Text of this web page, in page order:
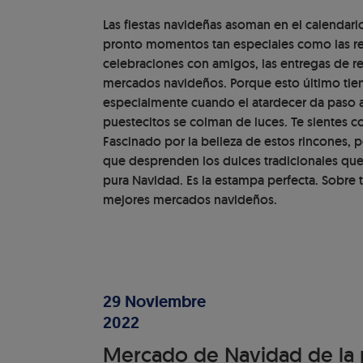
Las fiestas navideñas asoman en el
pronto momentos tan especiales como las
celebraciones con amigos, las entregas de
mercados navideños. Porque esto último
especialmente cuando el atardecer da paso
puestecitos se colman de luces. Te sientes
Fascinado por la belleza de estos rincones,
que desprenden los dulces tradicionales
pura Navidad. Es la estampa perfecta.
mejores mercados navideños.
29 Noviembre
2022
Mercado de Navidad de